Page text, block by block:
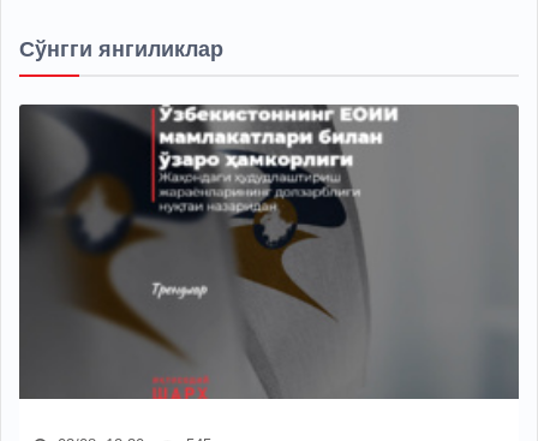
Сўнгги янгиликлар